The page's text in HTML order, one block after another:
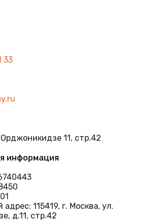
33
Орджоникидзе 11, стр.42
информация
115419, г. Москва, ул.
д.11, стр.42